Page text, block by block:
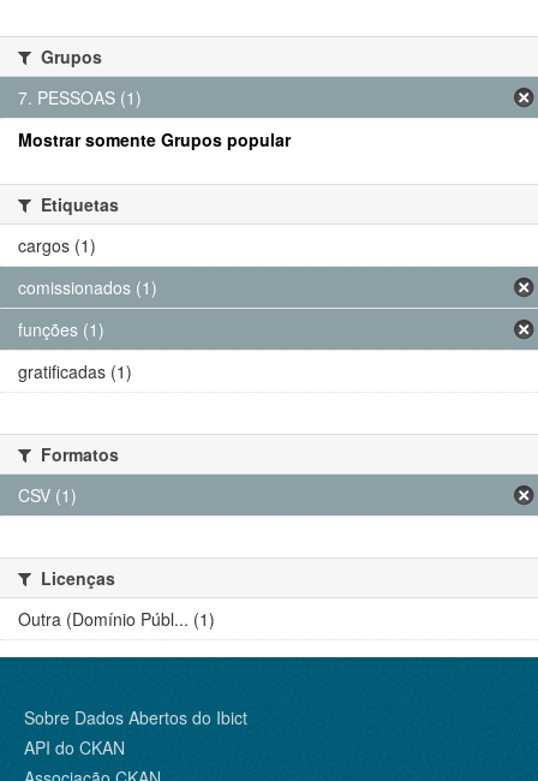
Grupos
7. PESSOAS (1)
Mostrar somente Grupos popular
Etiquetas
cargos (1)
comissionados (1)
funções (1)
gratificadas (1)
Formatos
CSV (1)
Licenças
Outra (Domínio Públ... (1)
Sobre Dados Abertos do Ibict
API do CKAN